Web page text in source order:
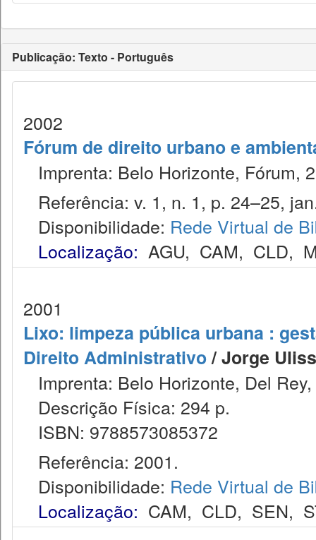
Publicação: Texto - Português
2002
Fórum de direito urbano e
Imprenta: Belo Horizonte, Fórum,
Referência: v. 1, n. 1, p. 24–25,
Disponibilidade: Rede Virtual de
Localização: AGU, CAM, CLD,
2001
Lixo: limpeza pública urbana :
Direito Administrativo/ Jorge
Imprenta: Belo Horizonte, Del
Descrição Física: 294 p.
ISBN: 9788573085372
Referência: 2001.
Disponibilidade: Rede Virtual de
Localização: CAM, CLD, SEN,